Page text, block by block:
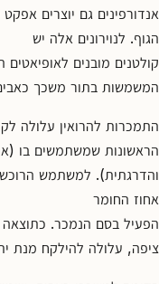
אנדורפינים גם יוצרים
הגוף. לנוירונים אלה יש
קולטנים מובנים
המשמשות בתור משכך
התמכרות להרואין עלולה
הראשונות שמשתמשים בו
והדרגתית). למשתמש
אחוז החומר
הפעיל בסם הנמכר.
ציפה, עלולה להילקח מנת